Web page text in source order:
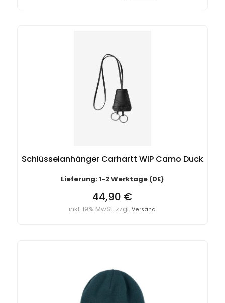
Schlüsselanhänger Carhartt WIP Camo Duck
Lieferung: 1-2 Werktage (DE)
44,90 €
inkl. 19% MwSt. zzgl.Versand